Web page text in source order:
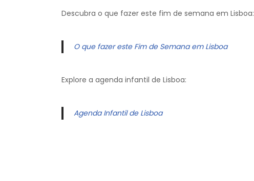
Descubra o que fazer este fim de semana em Lisboa:
O que fazer este Fim de Semana em Lisboa
Explore a agenda infantil de Lisboa:
Agenda Infantil de Lisboa